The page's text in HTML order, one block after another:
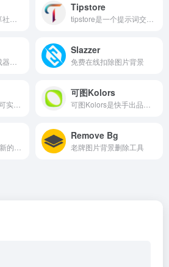
Tipstore
Slazzer
免费在线扣除图片背景
可图Kolors
Remove Bg
老牌图片背景删除工具